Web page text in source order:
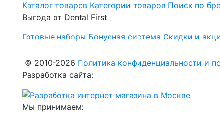
Каталог товаров Категории товаров Поиск по
Выгода от Dental First
Готовые наборы Бонусная система Скидки и
© 2010-2026 Политика конфиденциальности и
Разработка сайта:
Мы принимаем: